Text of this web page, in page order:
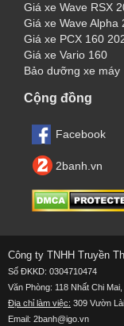
Giá xe Wave RSX
Giá xe Wave Alpha
Giá xe PCX 160
Giá xe Vario 160
Bảo dưỡng xe máy
Cộng đồng
Facebook
2banh.vn
Công ty TNHH Truyền
Số ĐKKD: 0304710474
Văn Phòng: 118 Nhất Chi
Địa chỉ làm việc: 309 Vườn
Email: 2banh@igo.vn